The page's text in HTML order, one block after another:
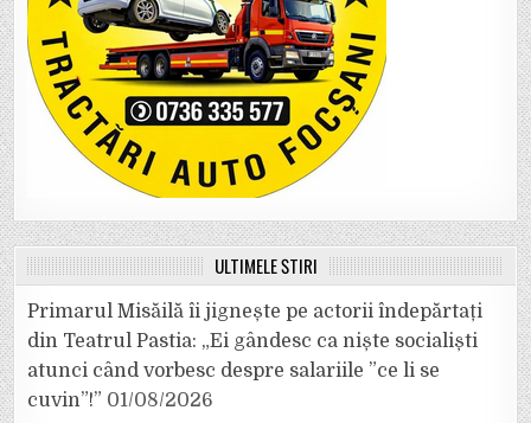
ULTIMELE ȘTIRI
Primarul Misăilă îi jignește pe actorii îndepărtați
din Teatrul Pastia: „Ei gândesc ca niște socialiști
atunci când vorbesc despre salariile ”ce li se
cuvin”!” 01/08/2026